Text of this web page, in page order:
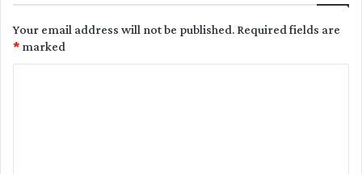
Your email address will not be published.Required fields are
marked
*